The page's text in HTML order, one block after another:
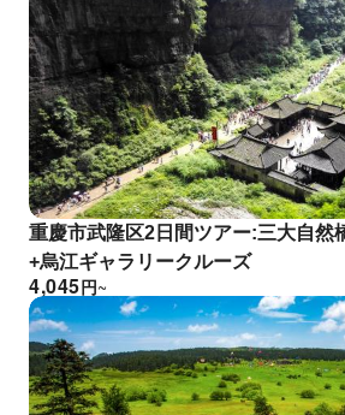
重慶市武隆区2日間ツアー:三大自然
+烏江ギャラリークルーズ
円
4,045 ~